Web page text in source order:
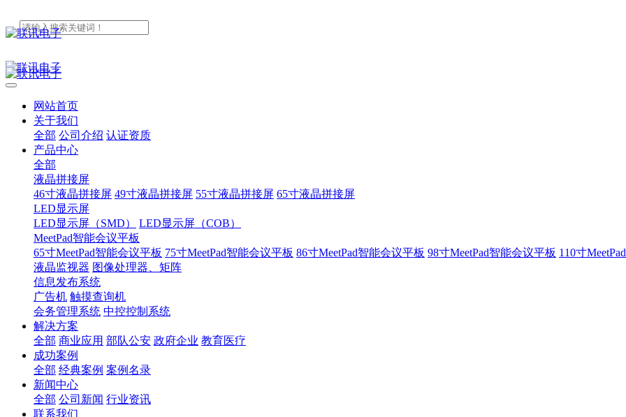
网站首页
关于我们
全部 公司介绍 认证资质
产品中心
全部
液晶拼接屏
46寸液晶拼接屏 49寸液晶拼接屏 55寸液晶拼接屏 65寸液晶拼接屏
LED显示屏
LED显示屏（SMD）
LED显示屏（COB）
MeetPad智能会议平板
65寸MeetPad智能会议平板 75寸MeetPad智能会议平板 86寸MeetPad智能会议平板 98寸MeetPad智能会议平板 110寸
液晶监视器 图像处理器、矩阵
信息发布系统
广告机 触摸查询机
会务管理系统 中控控制系统
解决方案
全部 商业应用 部队公安 政府企业 教育医疗
成功案例
全部 经典案例 案例名录
新闻中心
全部 公司新闻 行业资讯
联系我们